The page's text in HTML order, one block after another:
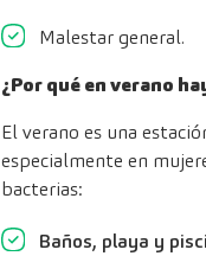
Malestar general.
¿Por qué en verano
El verano es una
especialmente en
bacterias:
Baños, playa y